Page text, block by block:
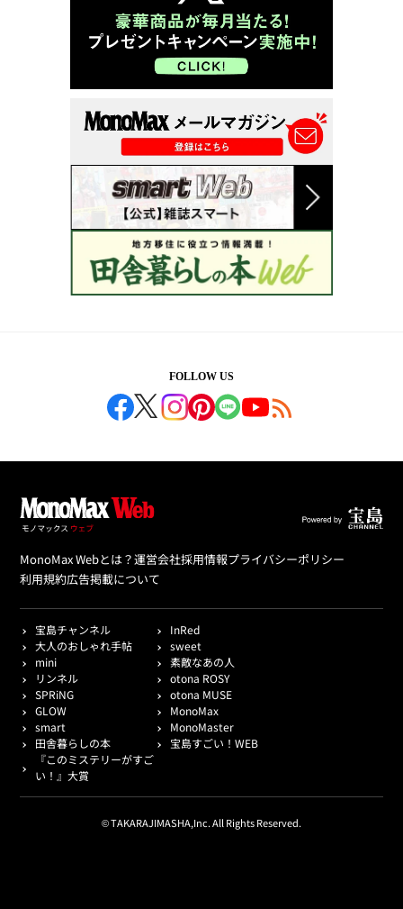
FOLLOW US
MonoMax Webとは？運営会社採用情報プライバシーポリシー
利用規約広告掲載について
宝島チャンネル
InRed
大人のおしゃれ手帖
sweet
mini
素敵なあの人
リンネル
otona ROSY
SPRiNG
otona MUSE
GLOW
MonoMax
smart
MonoMaster
田舎暮らしの本
宝島すごい！WEB
『このミステリーがすご
い！』大賞
© TAKARAJIMASHA,Inc. All Rights Reserved.